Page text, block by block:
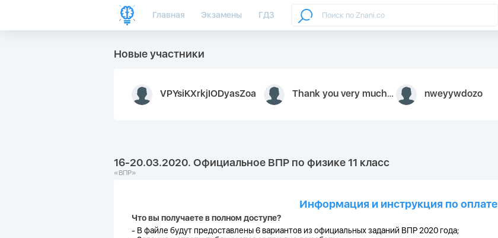
Главная Экзамены ГДЗ
Новые участники
VPYsiKXrkjIODyasZoa Thank you very much for your inquiry We appreciate you 9126052 https://youtube.com faceapple ! nweyywdozo
16-20.03.2020. Официальное ВПР по физике 11 класс
«ВПР»
Информация и инструкция по оплате
Что вы получаете в полном доступе?
- В файле будут предоставлены 6 вариантов из официальных заданий ВПР 2020 года;